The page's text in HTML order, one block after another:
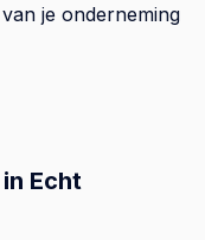
je onderneming
Echt